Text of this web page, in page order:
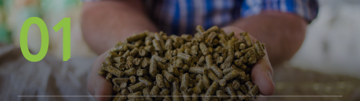
01